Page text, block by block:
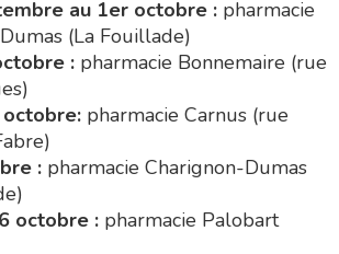
octobre : pharmacie Palobart
octobre :
octobre :
Briand)
octobre :
au 6 novembre :